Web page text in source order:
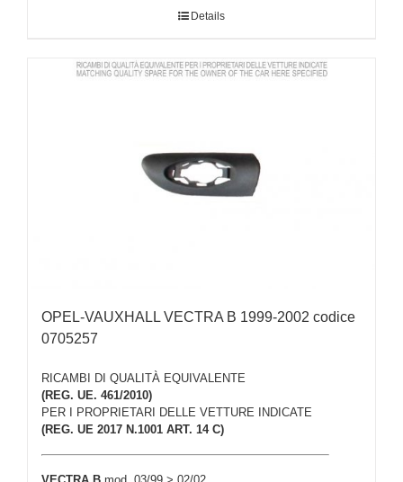
Details
OPEL-VAUXHALL VECTRA B 1999-2002 codice
0705257
RICAMBI DI QUALITÀ EQUIVALENTE
(REG. UE. 461/2010)
PER I PROPRIETARI DELLE VETTURE INDICATE
(REG. UE 2017 N.1001 ART. 14 C)